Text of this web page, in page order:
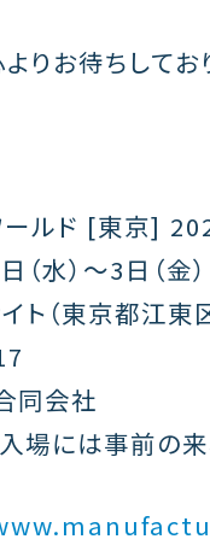
りお待ちしてお
ールド [東京]
水）〜3日（金）
ト（東京都江
同会社
場には事前の